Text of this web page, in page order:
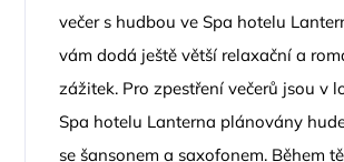
večer s hudbou ve Spa hotelu
vám dodá ještě větší relaxační a
zážitek. Pro zpestření večerů jsou v
Spa hotelu Lanterna plánovány
se šansonem a saxofonem. Během